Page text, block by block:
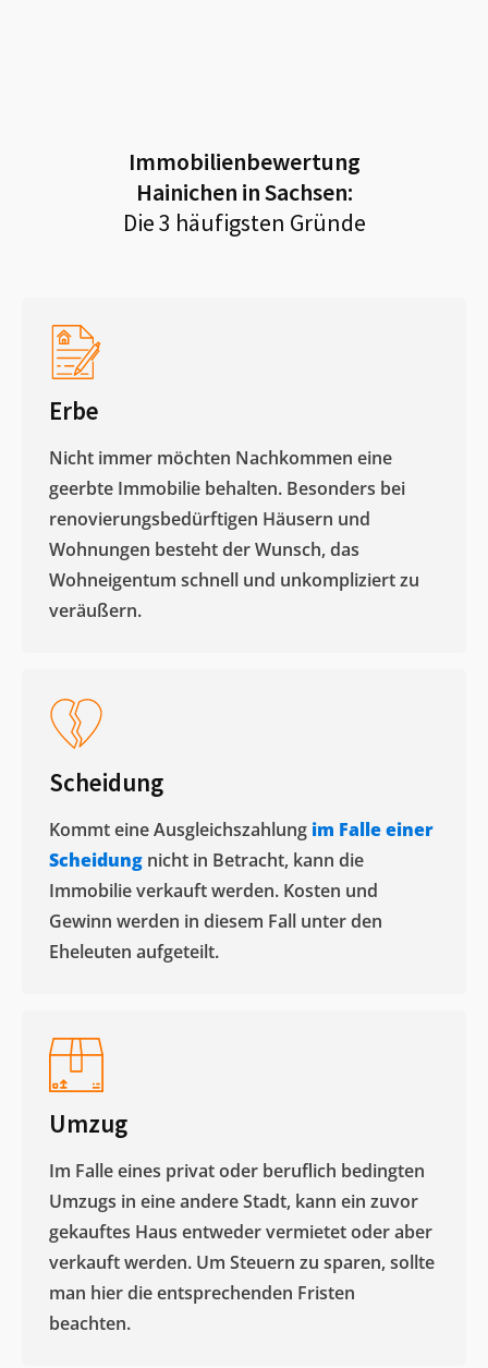
Immobilienbewertung
Hainichen in Sachsen:
Die 3 häufigsten Gründe
Erbe
Nicht immer möchten Nachkommen eine
geerbte Immobilie behalten. Besonders bei
renovierungsbedürftigen Häusern und
Wohnungen besteht der Wunsch, das
Wohneigentum schnell und unkompliziert zu
veräußern. ​
Scheidung
Kommt eine Ausgleichszahlung im Falle einer
Scheidung nicht in Betracht, kann die
Immobilie verkauft werden. Kosten und
Gewinn werden in diesem Fall unter den
Eheleuten aufgeteilt.​
Umzug
Im Falle eines privat oder beruflich bedingten
Umzugs in eine andere Stadt, kann ein zuvor
gekauftes Haus entweder vermietet oder aber
verkauft werden. Um Steuern zu sparen, sollte
man hier die entsprechenden Fristen
beachten.